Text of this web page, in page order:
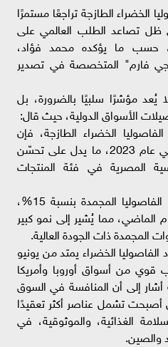
الطازجة تراجعًا مستمرًا
ظل تصاعد الطلب العالمي على
حسب ما يؤكده محمد فؤاد،
فارم" المتخصصة في تصدير
يُعد مؤشرًا سلبيًا بالضرورة، بل
الأسواق الدولية، حيث قال:
الخضراء الطازجة، فإن
قيمتها ارتفعت بواقع 37% في عام 2023، ما يدل على تحسّن
المصرية في فئة المنتجات
وفي المقابل، قفزت صادرات الفاصوليا المجمدة بنسبة 15%،
العام الماضي، مما يُشير إلى نمو كبير
المجمدة ذات الجودة العالية.
الخضراء يمتد من يونيو
قوي من أسواق أوروبا وأمريكا
أشار إلى أن المنافسة في السوق
أصبحت تشمل عناصر أكثر تعقيدًا
الغذائية، والموثوقية، في
والصين.